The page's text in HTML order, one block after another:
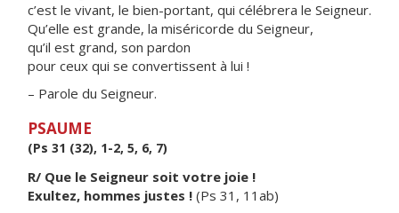
c’est le vivant, le bien-portant, qui célébrera le Seigneur.
Qu’elle est grande, la miséricorde du Seigneur,
qu’il est grand, son pardon
pour ceux qui se convertissent à lui !
– Parole du Seigneur.
PSAUME
(Ps 31 (32), 1-2, 5, 6, 7)
R/ Que le Seigneur soit votre joie !
Exultez, hommes justes ! (Ps 31, 11ab)